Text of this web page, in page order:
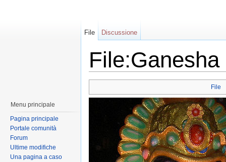
File
File Discussione
Menu principale
Pagina principale
Portale comunità
Forum
Ultime modifiche
Una pagina a caso